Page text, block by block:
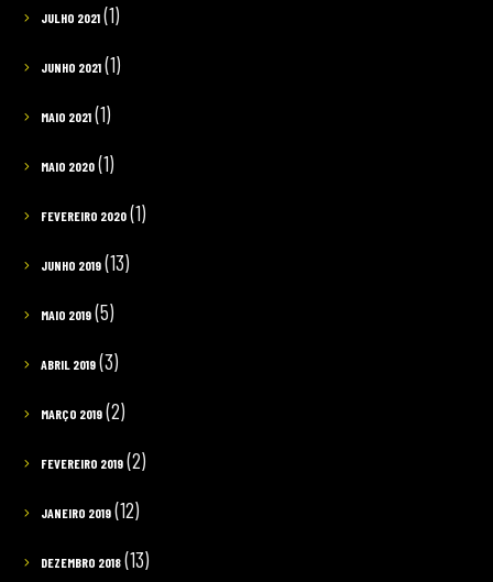
JULHO 2021(1)
JUNHO 2021(1)
MAIO 2021(1)
MAIO 2020(1)
FEVEREIRO 2020(1)
JUNHO 2019(13)
MAIO 2019(5)
ABRIL 2019(3)
MARÇO 2019(2)
FEVEREIRO 2019(2)
JANEIRO 2019(12)
DEZEMBRO 2018(13)